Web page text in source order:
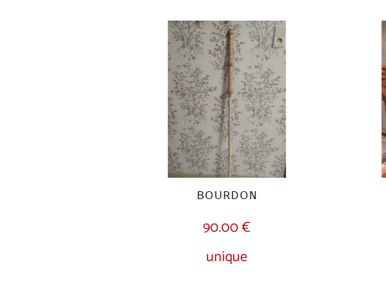
bourdon
90.00 €
unique